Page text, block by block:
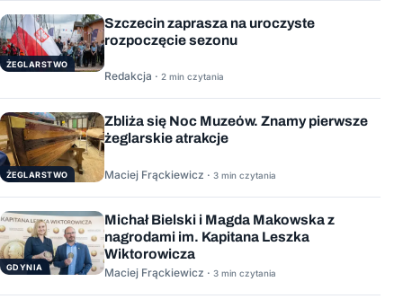
ŻEGLARSTWO
Szczecin zaprasza na uroczyste
rozpoczęcie sezonu
Redakcja · 2 min czytania
ŻEGLARSTWO
Zbliża się Noc Muzeów. Znamy pierwsze
żeglarskie atrakcje
Maciej Frąckiewicz · 3 min czytania
GDYNIA
Michał Bielski i Magda Makowska z
nagrodami im. Kapitana Leszka
Wiktorowicza
Maciej Frąckiewicz · 3 min czytania